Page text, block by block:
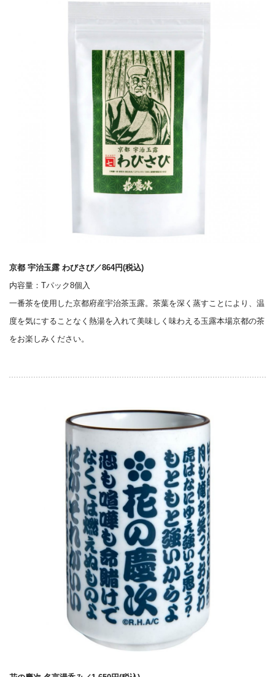
京都 宇治玉露 わびさび／864円(税込)
内容量：Tパック8個入
一番茶を使用した京都府産宇治茶玉露。茶葉を深く蒸すことにより、温
度を気にすることなく熱湯を入れて美味しく味わえる玉露本場京都の茶
をお楽しみください。